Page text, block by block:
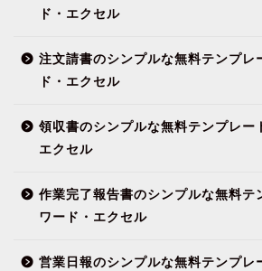
ド・エクセル
注文請書のシンプルな無料テンプ
ド・エクセル
領収書のシンプルな無料テンプレ
エクセル
作業完了報告書のシンプルな無料
ワード・エクセル
営業日報のシンプルな無料テンプ